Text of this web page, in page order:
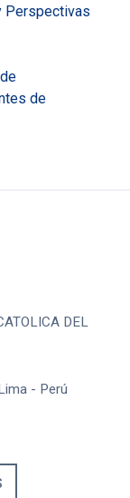
Perspectivas
de
DEL
- Perú